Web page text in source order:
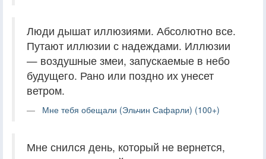
Люди дышат иллюзиями. Абсолютно все.
Путают иллюзии с надеждами. Иллюзии
— воздушные змеи, запускаемые в небо
будущего. Рано или поздно их унесет
ветром.
Мне тебя обещали (Эльчин Сафарли) (100+)
Мне снился день, который не вернется,